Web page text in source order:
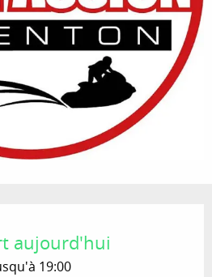
aujourd'hui
19:00